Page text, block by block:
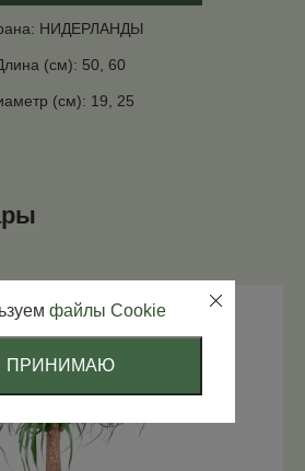
НИДЕРЛАНДЫ
(см): 50, 60
(см): 19, 25
файлы Cookie
ПРИНИМАЮ